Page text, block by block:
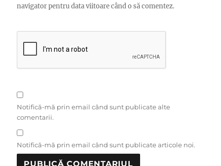
navigator pentru data viitoare când o să comentez.
Notifică-mă prin email când sunt publicate alte
comentarii.
Notifică-mă prin email când sunt publicate articole noi.